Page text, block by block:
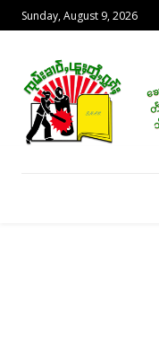
Sunday, August 9, 2026